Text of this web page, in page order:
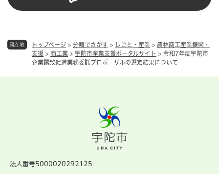
現在地 トップページ > 分類でさがす > しごと・産業 > 農林商工産業振興・
支援 > 商工業 > 宇陀市産業支援ポータルサイト > 令和7年度宇陀市
企業誘致促進業務委託プロポーザルの選定結果について
法人番号5000020292125